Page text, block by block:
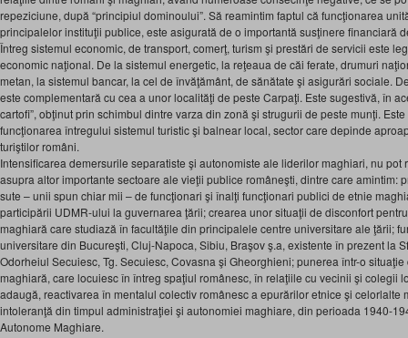
repeziciune, după “principiul dominoului”. Să reamintim faptul că funcţionarea
principalelor instituţii publice, este asigurată de o importantă susţinere financiară
Întreg sistemul economic, de transport, comerţ, turism şi prestări de servicii este
economic naţional. De la sistemul energetic, la reţeaua de căi ferate, drumuri
metan, la sistemul bancar, la cel de învăţământ, de sănătate şi asigurări sociale.
este complementară cu cea a unor localităţi de peste Carpaţi. Este sugestivă, în
cartofi”, obţinut prin schimbul dintre varza din zonă şi strugurii de peste munţi.
funcţionarea întregului sistemul turistic şi balnear local, sector care depinde
turiştilor români.
Intensificarea demersurile separatiste şi autonomiste ale liderilor maghiari, nu pot
asupra altor importante sectoare ale vieţii publice româneşti, dintre care amintim:
sute – unii spun chiar mii – de funcţionari şi înalţi funcţionari publici de etnie
participării UDMR-ului la guvernarea ţării; crearea unor situaţii de disconfort
maghiară care studiază în facultăţile din principalele centre universitare ale ţării;
universitare din Bucureşti, Cluj-Napoca, Sibiu, Braşov ş.a, existente în prezent la
Odorheiul Secuiesc, Tg. Secuiesc, Covasna şi Gheorghieni; punerea într-o
maghiară, care locuiesc în întreg spaţiul românesc, în relaţiile cu vecinii şi colegii
adaugă, reactivarea în mentalul colectiv românesc a epurărilor etnice şi celorlalte
intoleranţă din timpul administraţiei şi autonomiei maghiare, din perioada 1940-
Autonome Maghiare.